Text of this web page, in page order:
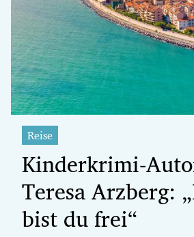
Untermenü
Untermenü
Untermenü
Untermenü
Untermenü
Untermenü
Untermenü
Reise
Kinderkrimi-
Teresa Arzberg:
bist du frei“